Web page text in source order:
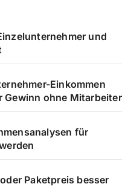
und
Einkommen
Gewinn ohne Mitarbeiter
für
Paketpreis besser